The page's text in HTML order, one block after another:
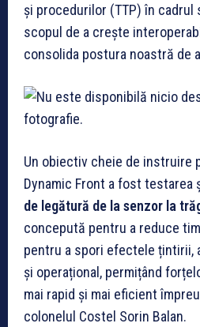
și procedurilor (TTP) în
scopul de a crește
consolida postura noastră de
Un obiectiv cheie de instruire
Dynamic Front a fost testarea
de legătură de la senzor la
concepută pentru a reduce
pentru a spori efectele țintirii,
și operațional, permițând
mai rapid și mai eficient
colonelul Costel Sorin Balan.